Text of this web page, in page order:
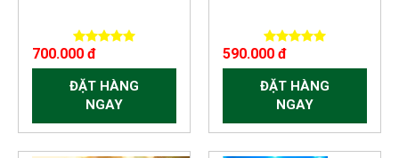
700.000 đ
ĐẶT HÀNG
NGAY
590.000 đ
ĐẶT HÀNG
NGAY